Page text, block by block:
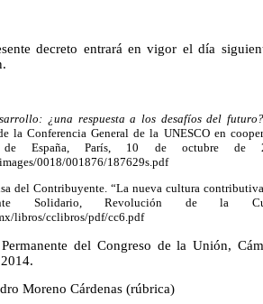
decreto entrará en vigor el día
¿una respuesta a los desafíos del
la Conferencia General de la UNESCO en
España, París, 10 de octubre de
0018/001876/187629s.pdf
del Contribuyente. “La nueva cultura
Solidario, Revolución de la
libros/cclibros/pdf/cc6.pdf
del Congreso de la Unión,
Moreno Cárdenas (rúbrica)